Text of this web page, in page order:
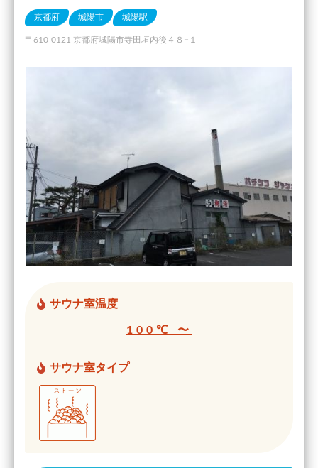
京都府 城陽市 城陽駅
〒610-0121 京都府城陽市寺田垣内後４８−１
サウナ室温度
100℃ 〜
サウナ室タイプ